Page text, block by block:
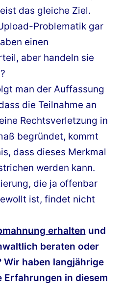
das gleiche Ziel.
Problematik gar
einen
aber handeln sie
man der Auffassung
die Teilnahme an
Rechtsverletzung in
begründet, kommt
dass dieses Merkmal
werden kann.
die ja offenbar
ist, findet nicht
erhalten und
beraten oder
Wir haben langjährige
Erfahrungen in diesem